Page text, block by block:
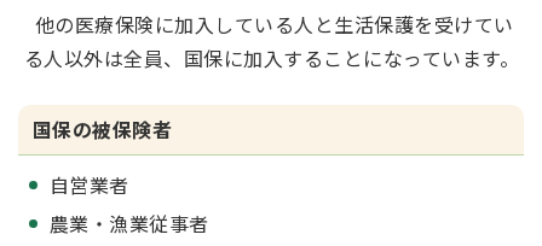
他の医療保険に加入している人と生活保護を受けてい
る人以外は全員、国保に加入することになっています。
国保の被保険者
自営業者
農業・漁業従事者